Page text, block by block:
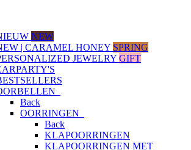
NEW
| CARAMEL HONEY SPRING
JEWELRY GIFT
Back
OORRINGEN
Back
KLAPOORRINGEN
KLAPOORRINGEN MET